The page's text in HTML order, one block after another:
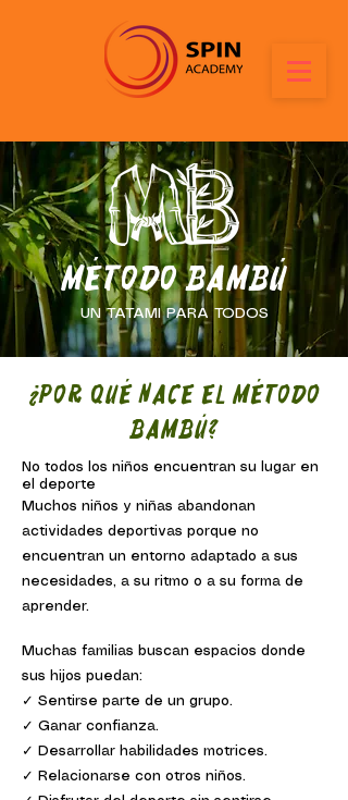
Método bambú
UN TATAMI PARA TODOS
¿POR QUÉ NACE EL MÉTODO
BAMBÚ?
No todos los niños encuentran su lugar en
el deporte
Muchos niños y niñas abandonan
actividades deportivas porque no
encuentran un entorno adaptado a sus
necesidades, a su ritmo o a su forma de
aprender.
Muchas familias buscan espacios donde
sus hijos puedan:
✓ Sentirse parte de un grupo.
✓ Ganar confianza.
✓ Desarrollar habilidades motrices.
✓ Relacionarse con otros niños.